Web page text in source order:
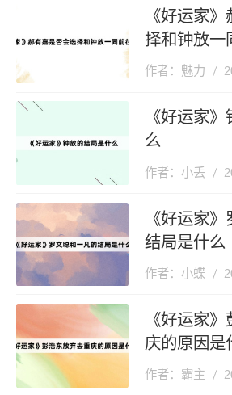
《好运家
择和钟放一
作者：魅力
《好运家
么
作者：小丢
《好运家
结局是什么
作者：小蝶
《好运家
庆的原因是
作者：霸主